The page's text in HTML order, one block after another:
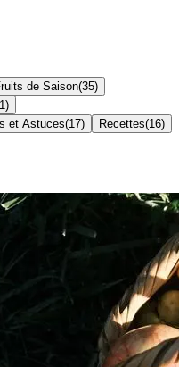
de Saison(35)
)
et Astuces(17) Recettes(16)